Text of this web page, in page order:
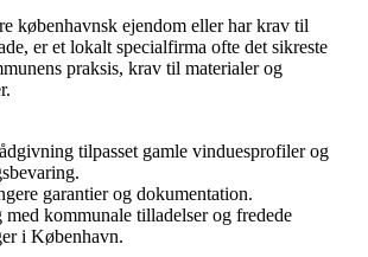
københavnsk ejendom eller har krav til
er et lokalt specialfirma ofte det sikreste
praksis, krav til materialer og
tilpasset gamle vinduesprofiler og
garantier og dokumentation.
med kommunale tilladelser og fredede
i København.